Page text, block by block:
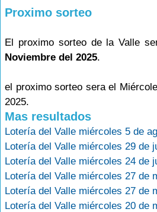
Proximo sorteo
El proximo sorteo de la Valle
Noviembre del 2025.
el proximo sorteo sera el
2025.
Mas resultados
Lotería del Valle miércoles 5 de
Lotería del Valle miércoles 29 de
Lotería del Valle miércoles 24 de
Lotería del Valle miércoles 27 de
Lotería del Valle miércoles 27 de
Lotería del Valle miércoles 20 de